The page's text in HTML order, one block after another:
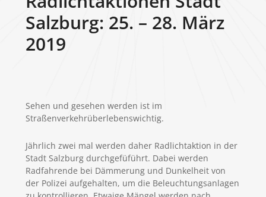
Salzburg: 25. – 28. März
2019
Sehen und gesehen werden ist im
Straßenverkehrüberlebenswichtig.
Jährlich zwei mal werden daher Radlichtaktion in der
Stadt Salzburg durchgefüführt. Dabei werden
Radfahrende bei Dämmerung und Dunkelheit von
der Polizei aufgehalten, um die Beleuchtungsanlagen